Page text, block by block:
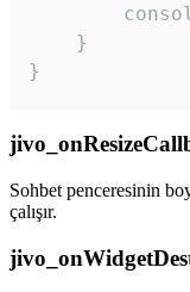
    }
}
Sohbet penceresinin
çalışır.